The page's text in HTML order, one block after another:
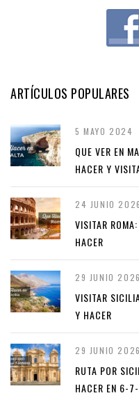
ARTÍCULOS POPULARES
5 MAYO 2024
QUE VER EN
HACER Y
24 JUNIO 2026
VISITAR
HACER
29 JUNIO 2026
VISITAR
Y HACER
29 JUNIO 2026
RUTA POR
HACER EN 6-